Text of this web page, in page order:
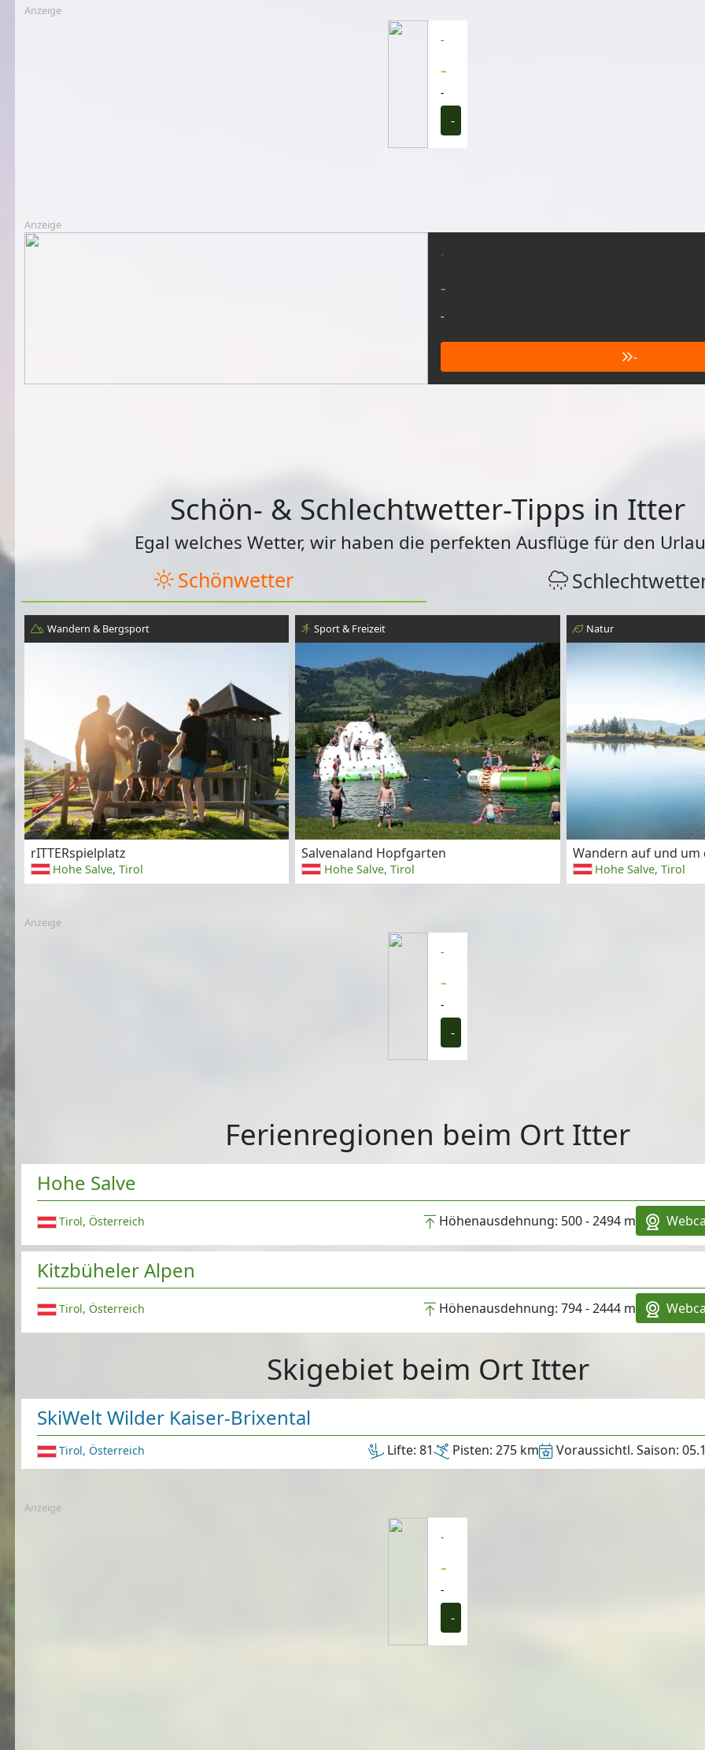
Anzeige
-
-
-
-
Anzeige
-
-
-
-
Schön- & Schlechtwetter-Tipps in Itter
Egal welches Wetter, wir haben die perfekten Ausflüge für den
Schönwetter
Wandern & Bergsport
rITTERspielplatz
Hohe Salve, Tirol
Sport & Freizeit
Salvenaland Hopfgarten
Hohe Salve, Tirol
Natur
Wandern auf und um
Hohe Salve, Tirol
Anzeige
-
-
-
-
Ferienregionen beim Ort Itter
Hohe Salve
Tirol, Österreich Höhenausdehnung: 500 - 2494 m
Kitzbüheler Alpen
Tirol, Österreich Höhenausdehnung: 794 - 2444 m
Skigebiet beim Ort Itter
SkiWelt Wilder Kaiser-Brixental
Tirol, Österreich Lifte: 81 Pisten: 275 km Voraussichtl. Saison:
Anzeige
-
-
-
-